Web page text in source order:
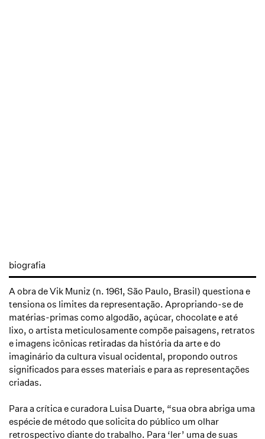
biografia
A obra de Vik Muniz (n. 1961, São Paulo, Brasil) questiona e
tensiona os limites da representação. Apropriando-se de
matérias-primas como algodão, açúcar, chocolate e até
lixo, o artista meticulosamente compõe paisagens, retratos
e imagens icônicas retiradas da história da arte e do
imaginário da cultura visual ocidental, propondo outros
significados para esses materiais e para as representações
criadas.
Para a crítica e curadora Luisa Duarte, “sua obra abriga uma
espécie de método que solicita do público um olhar
retrospectivo diante do trabalho. Para ‘ler’ uma de suas